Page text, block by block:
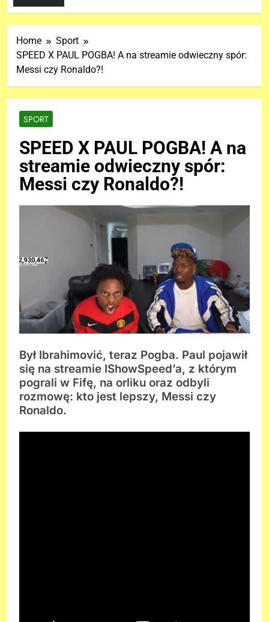
Home
Sport
SPEED X PAUL POGBA! A na streamie odwieczny spór:
Messi czy Ronaldo?!
SPORT
SPEED X PAUL POGBA! A na
streamie odwieczny spór:
Messi czy Ronaldo?!
Był Ibrahimović, teraz Pogba. Paul pojawił
się na streamie IShowSpeed’a, z którym
pograli w Fifę, na orliku oraz odbyli
rozmowę: kto jest lepszy, Messi czy
Ronaldo.